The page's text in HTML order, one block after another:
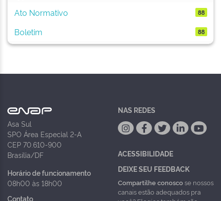
Ato Normativo
88
Boletim 88
Asa Sul
SPO Área Especial 2-A
CEP 70.610-900
Brasília/DF
Horário de funcionamento
08h00 às 18h00
Contato
NAS REDES
ACESSIBILIDADE
DEIXE SEU FEEDBACK
Compartilhe conoscose nossos
canais estão adequados pra